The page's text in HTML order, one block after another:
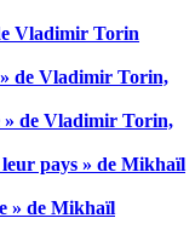
Vladimir Torin
» de Vladimir Torin,
» de Vladimir Torin,
pays » de Mikhaïl
» de Mikhaïl